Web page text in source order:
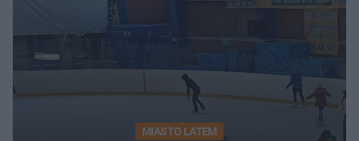
MIASTO LATEM